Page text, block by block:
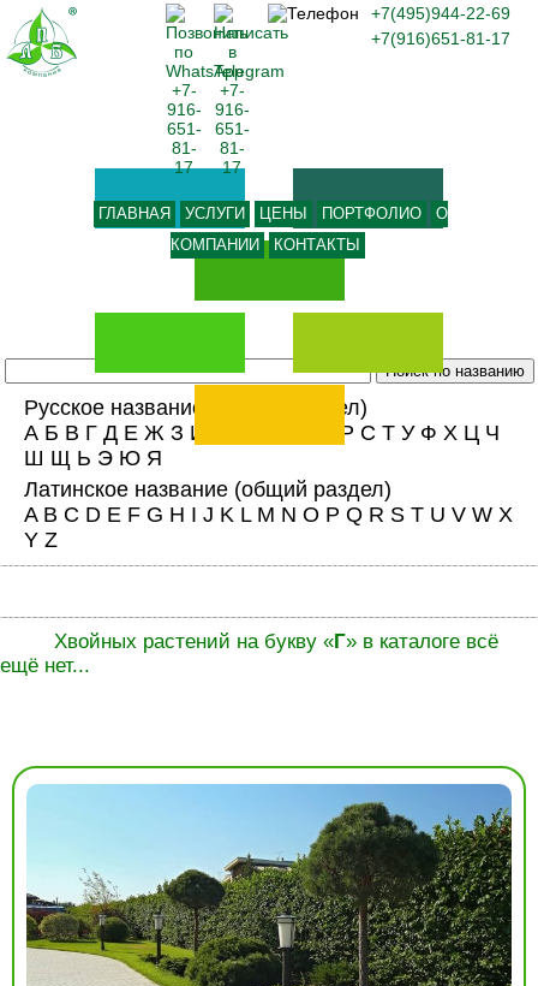
Русское название
(общий раздел)
А Б В Г Д Е Ж З И Р С Т У Ф Х Ц Ч
Ш Щ Ь Э Ю Я
Латинское название (общий раздел)
A B C D E F G H I J K L M N O P Q R S T U V W X
Y Z
Хвойных растений на букву «Г» в каталоге всё
ещё нет...
+7(495)944-22-69
+7(916)651-81-17
ГЛАВНАЯ УСЛУГИ ЦЕНЫ ПОРТФОЛИО
О
КОМПАНИИ
КОНТАКТЫ